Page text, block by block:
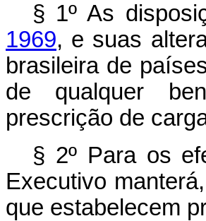
§ 1º As
1969, e suas
brasileira de
de qualquer
prescrição de
§ 2º Para os
Executivo
que estabelecem